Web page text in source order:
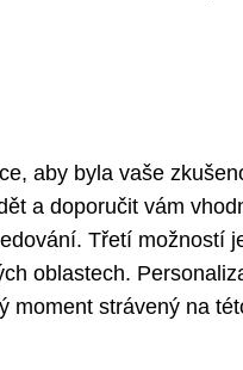
aby byla vaše
a doporučit vám
Třetí možností
oblastech.
moment strávený na